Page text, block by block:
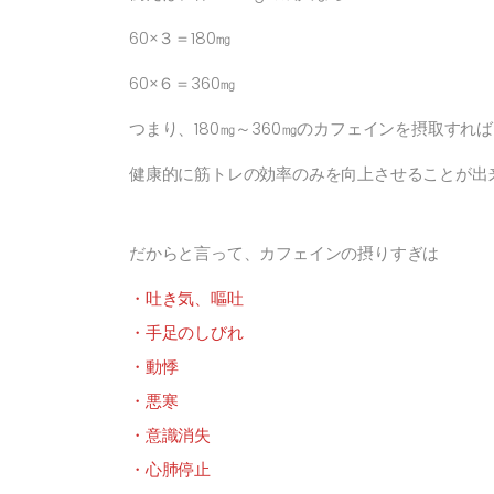
60×３＝180㎎
60×６＝360㎎
つまり、180㎎～360㎎のカフェインを摂取すれば
健康的に筋トレの効率のみを向上させることが出
だからと言って、カフェインの摂りすぎは
・吐き気、嘔吐
・手足のしびれ
・動悸
・悪寒
・意識消失
・心肺停止